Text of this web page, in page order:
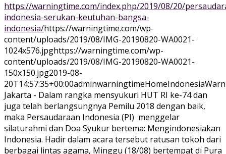
https://warningtime.com/index.php/2019/08/20/
indonesia-serukan-keutuhan-bangsa-
indonesia/https://warningtime.com/wp-
content/uploads/2019/08/IMG-20190820-WA0021-
1024x576.jpghttps://warningtime.com/wp-
content/uploads/2019/08/IMG-20190820-WA0021-
150x150.jpg2019-08-
20T14:57:35+00:00adminwarningtimeHomeIndonesia
Jakarta - Dalam rangka mensyukuri HUT RI ke-74 dan
juga telah berlangsungnya Pemilu 2018 dengan baik,
maka Persaudaraan Indonesia (PI) menggelar
silaturahmi dan Doa Syukur bertema: Mengindonesiakan
Indonesia. Hadir dalam acara tersebut ratusan tokoh dari
berbagai lintas agama, Minggu (18/08) bertempat di Pura